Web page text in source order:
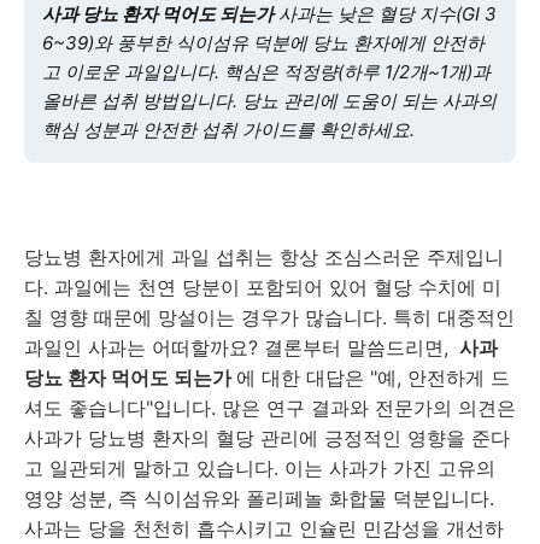
사과 당뇨 환자 먹어도 되는가사과는 낮은 혈당 지수(GI 3
6~39)와 풍부한 식이섬유 덕분에 당뇨 환자에게 안전하
고 이로운 과일입니다. 핵심은 적정량(하루 1/2개~1개)과
올바른 섭취 방법입니다. 당뇨 관리에 도움이 되는 사과의
핵심 성분과 안전한 섭취 가이드를 확인하세요.
당뇨병 환자에게 과일 섭취는 항상 조심스러운 주제입니
다. 과일에는 천연 당분이 포함되어 있어 혈당 수치에 미
칠 영향 때문에 망설이는 경우가 많습니다. 특히 대중적인
과일인 사과는 어떠할까요? 결론부터 말씀드리면, 사과
당뇨 환자 먹어도 되는가 에 대한 대답은 "예, 안전하게 드
셔도 좋습니다"입니다. 많은 연구 결과와 전문가의 의견은
사과가 당뇨병 환자의 혈당 관리에 긍정적인 영향을 준다
고 일관되게 말하고 있습니다. 이는 사과가 가진 고유의
영양 성분, 즉 식이섬유와 폴리페놀 화합물 덕분입니다.
사과는 당을 천천히 흡수시키고 인슐린 민감성을 개선하